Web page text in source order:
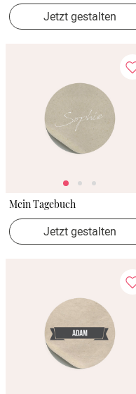
Jetzt gestalten
Mein Tagebuch
Jetzt gestalten